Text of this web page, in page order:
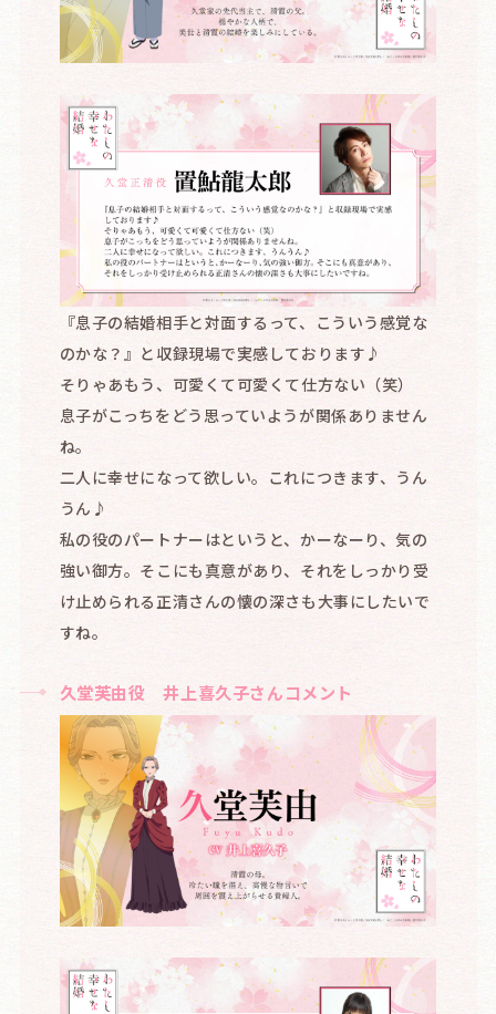
『息子の結婚相手と対面するって、こういう感覚な
のかな？』と収録現場で実感しております♪
そりゃあもう、可愛くて可愛くて仕方ない（笑）
息子がこっちをどう思っていようが関係ありません
ね。
二人に幸せになって欲しい。これにつきます、うん
うん♪
私の役のパートナーはというと、かーなーり、気の
強い御方。そこにも真意があり、それをしっかり受
け止められる正清さんの懐の深さも大事にしたいで
すね。
久堂芙由役 井上喜久子さんコメント